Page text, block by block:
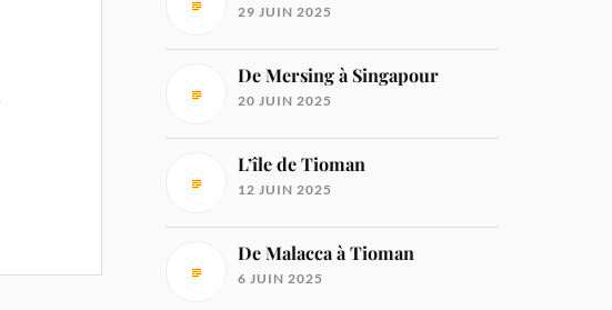
29 JUIN 2025
De Mersing à Singapour
20 JUIN 2025
L’île de Tioman
12 JUIN 2025
De Malacca à Tioman
6 JUIN 2025